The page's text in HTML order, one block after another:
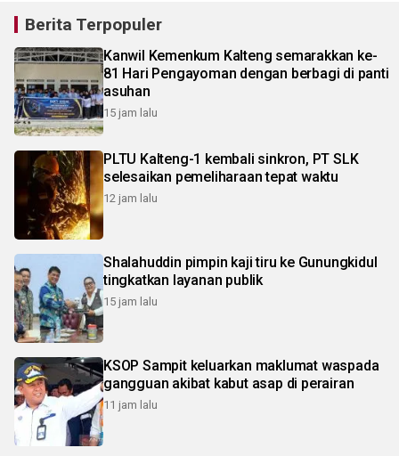
Berita Terpopuler
Kanwil Kemenkum Kalteng semarakkan ke-
81 Hari Pengayoman dengan berbagi di panti
asuhan
15 jam lalu
PLTU Kalteng-1 kembali sinkron, PT SLK
selesaikan pemeliharaan tepat waktu
12 jam lalu
Shalahuddin pimpin kaji tiru ke Gunungkidul
tingkatkan layanan publik
15 jam lalu
KSOP Sampit keluarkan maklumat waspada
gangguan akibat kabut asap di perairan
11 jam lalu